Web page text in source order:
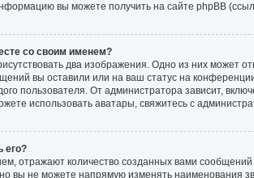
вы можете получить на сайте phpBB
со своим именем?
два изображения. Одно из них может
вы оставили или на ваш статус на
пользователя. От администратора зависит,
использовать аватары, свяжитесь с
его?
отражают количество созданных вами
вы не можете напрямую изменять наименования